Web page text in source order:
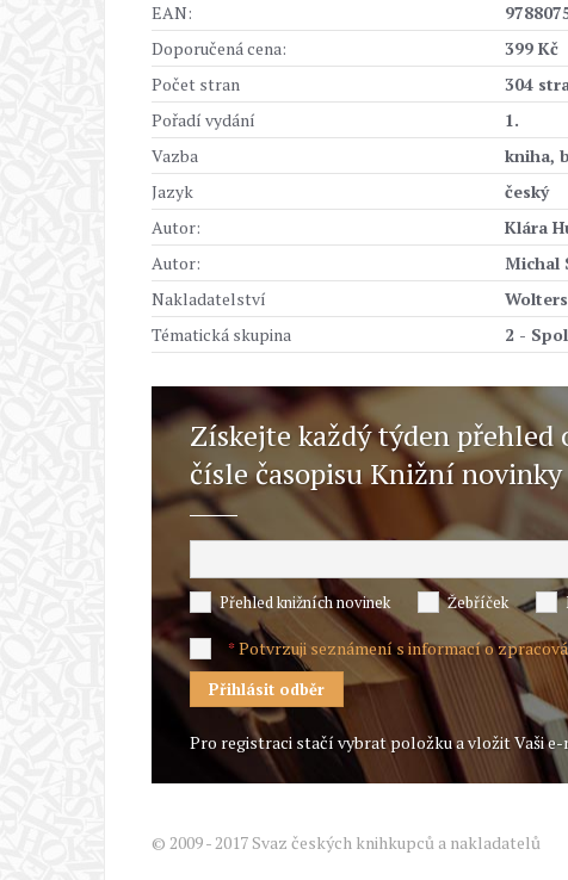
EAN:
Doporučená cena:
399 Kč
Počet stran
304
Pořadí vydání
1.
Vazba
kniha,
Jazyk
český
Autor:
Klára
Autor:
Michal
Nakladatelství
Tématická skupina
2 -
Získejte každý týden
čísle časopisu Knižní
Přehled knižních novinek Žebříček
*Potvrzuji seznámení s informací o
Pro registraci stačí vybrat položku a vložit Vaši e-
© 2009 - 2017 Svaz českých knihkupců a nakladatelů